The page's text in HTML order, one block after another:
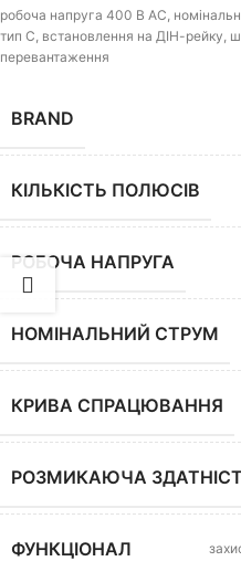
робоча напруга 400 В АС,
тип C, встановлення на ДІН-рейку,
перевантаження
BRAND
КІЛЬКІСТЬ ПОЛЮСІВ
РОБОЧА НАПРУГА
НОМІНАЛЬНИЙ СТРУМ
КРИВА СПРАЦЮВАННЯ
РОЗМИКАЮЧА
ФУНКЦІОНАЛ